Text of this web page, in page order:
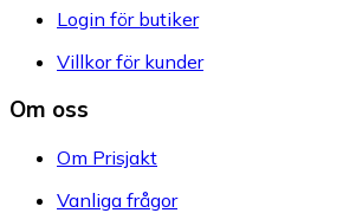
Login för butiker
Villkor för kunder
Om oss
Om Prisjakt
Vanliga frågor